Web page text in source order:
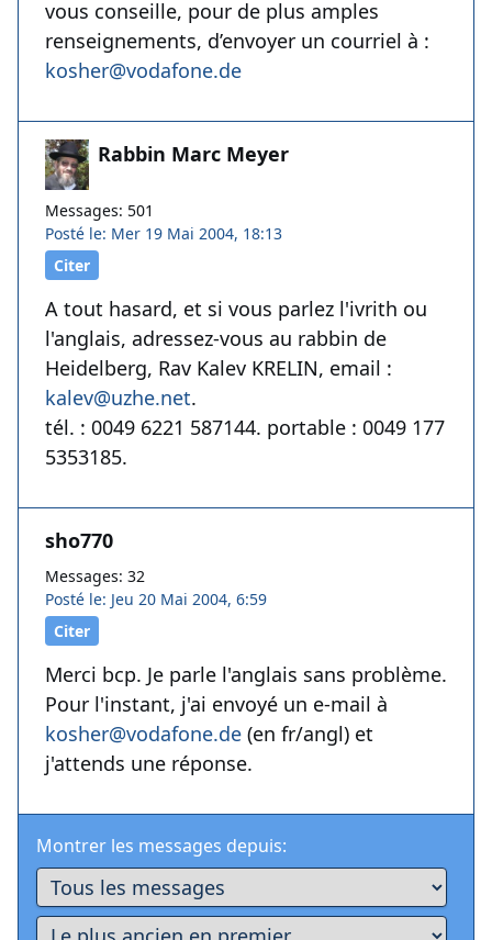
vous conseille, pour de plus amples
renseignements, d’envoyer un courriel à :
kosher@vodafone.de
Rabbin Marc Meyer
Messages: 501
Posté le: Mer 19 Mai 2004, 18:13
Citer
A tout hasard, et si vous parlez l'ivrith ou
l'anglais, adressez-vous au rabbin de
Heidelberg, Rav Kalev KRELIN, email :
kalev@uzhe.net.
tél. : 0049 6221 587144. portable : 0049 177
5353185.
sho770
Messages: 32
Posté le: Jeu 20 Mai 2004, 6:59
Citer
Merci bcp. Je parle l'anglais sans problème.
Pour l'instant, j'ai envoyé un e-mail à
kosher@vodafone.de (en fr/angl) et
j'attends une réponse.
Montrer les messages depuis: